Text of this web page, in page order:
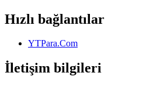
Hızlı bağlantılar
YTPara.Com
İletişim bilgileri